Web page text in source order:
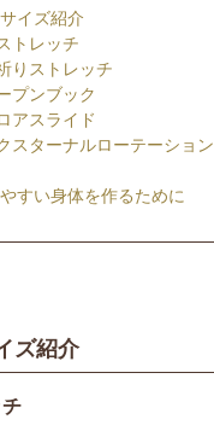
イズ紹介
トレッチ
りストレッチ
プンブック
アスライド
スターナルローテーション
すい身体を作るために
ズ紹介